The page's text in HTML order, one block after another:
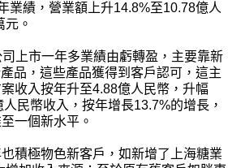
業績，營業額上升14.8%至10.78億人
。
上市一年多業績由虧轉盈，主要靠新
品，這些產品獲得到客戶認可，這主
收入按年升至4.88億人民幣，升幅
民幣收入，按年增長13.7%的增長，
一個新水平。
積極物色新客戶，如新增了上海糖業